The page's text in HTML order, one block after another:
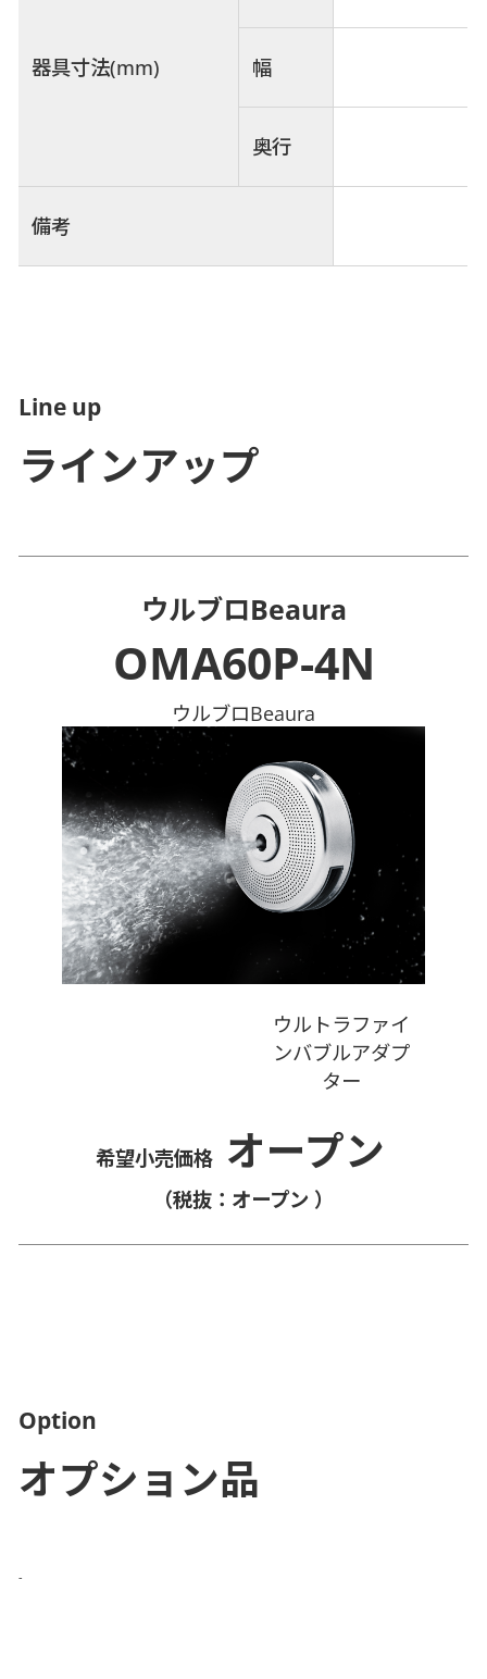
器具寸法(mm) 幅
奥行
備考
Line up
ラインアップ
ウルブロBeaura
OMA60P-4N
ウルブロBeaura
ウルトラファイ
ンバブルアダプ
ター
希望小売価格 オープン
（税抜：オープン ）
Option
オプション品
-